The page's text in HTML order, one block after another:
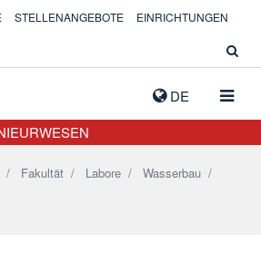
DE
STELLENANGEBOTE EINRICHTUNGEN
/ Fakultät / Labore / Wasserbau /